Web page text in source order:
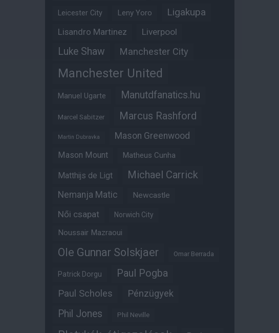
Leicester City Leny Yoro Ligakupa
Lisandro Martinez Liverpool
Luke Shaw Manchester City
Manchester United
Manuel Ugarte Manutdfanatics.hu
Marcel Sabitzer Marcus Rashford
Martin Dubravka Mason Greenwood
Mason Mount Matheus Cunha
Matthijs de Ligt Michael Carrick
Nemanja Matic Newcastle
Női csapat Norwich City
Noussair Mazraoui
Ole Gunnar Solskjaer Omar Berrada
Patrick Dorgu Paul Pogba
Paul Scholes Pénzügyek
Phil Jones Phil Neville